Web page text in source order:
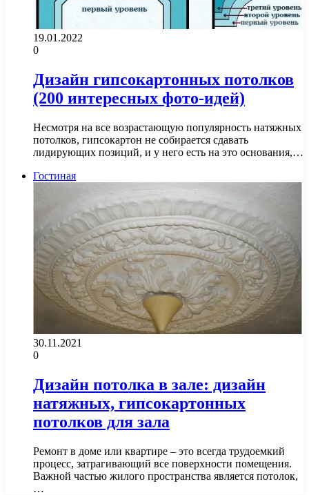
19.01.2022
0
Дизайн гипсокартонных потолков
(200 интересных фото-идей)
Несмотря на все возрастающую популярность натяжных
потолков, гипсокартон не собирается сдавать
лидирующих позиций, и у него есть на это основания,…
Гостиная
30.11.2021
0
Дизайн потолка в зале: дизайн
натяжных, гипсокартонных
потолков для зала
Ремонт в доме или квартире – это всегда трудоемкий
процесс, затрагивающий все поверхности помещения.
Важной частью жилого пространства является потолок,
…